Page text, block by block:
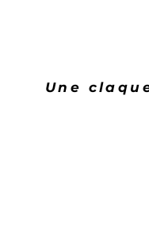
Une